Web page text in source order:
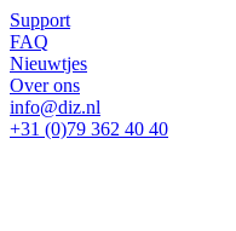
Support
FAQ
Nieuwtjes
Over ons
info@diz.nl
+31 (0)79 362 40 40